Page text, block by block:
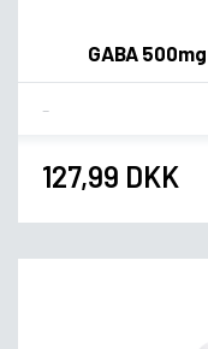
GABA
127,99 DKK